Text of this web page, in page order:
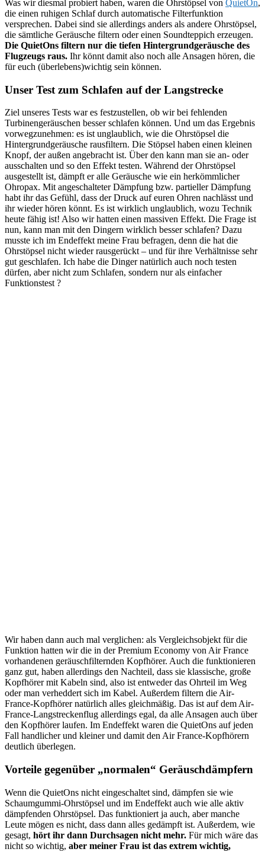
Was wir diesmal probiert haben, waren die Ohrstöpsel von QuietOn,
die einen ruhigen Schlaf durch automatische Filterfunktion
versprechen. Dabei sind sie allerdings anders als andere Ohrstöpsel,
die sämtliche Geräusche filtern oder einen Soundteppich erzeugen.
Die QuietOns filtern nur die tiefen Hintergrundgeräusche des
Flugzeugs raus. Ihr könnt damit also noch alle Ansagen hören, die
für euch (überlebens)wichtig sein können.
Unser Test zum Schlafen auf der Langstrecke
Ziel unseres Tests war es festzustellen, ob wir bei fehlenden
Turbinengeräuschen besser schlafen können. Und um das Ergebnis
vorwegzunehmen: es ist unglaublich, wie die Ohrstöpsel die
Hintergrundgeräusche rausfiltern. Die Stöpsel haben einen kleinen
Knopf, der außen angebracht ist. Über den kann man sie an- oder
ausschalten und so den Effekt testen. Während der Ohrstöpsel
ausgestellt ist, dämpft er alle Geräusche wie ein herkömmlicher
Ohropax. Mit angeschalteter Dämpfung bzw. partieller Dämpfung
habt ihr das Gefühl, dass der Druck auf euren Ohren nachlässt und
ihr wieder hören könnt. Es ist wirklich unglaublich, wozu Technik
heute fähig ist! Also wir hatten einen massiven Effekt. Die Frage ist
nun, kann man mit den Dingern wirklich besser schlafen? Dazu
musste ich im Endeffekt meine Frau befragen, denn die hat die
Ohrstöpsel nicht wieder rausgerückt – und für ihre Verhältnisse sehr
gut geschlafen. Ich habe die Dinger natürlich auch noch testen
dürfen, aber nicht zum Schlafen, sondern nur als einfacher
Funktionstest ?
Wir haben dann auch mal verglichen: als Vergleichsobjekt für die
Funktion hatten wir die in der Premium Economy von Air France
vorhandenen geräuschfilternden Kopfhörer. Auch die funktionieren
ganz gut, haben allerdings den Nachteil, dass sie klassische, große
Kopfhörer mit Kabeln sind, also ist entweder das Ohrteil im Weg
oder man verheddert sich im Kabel. Außerdem filtern die Air-
France-Kopfhörer natürlich alles gleichmäßig. Das ist auf dem Air-
France-Langstreckenflug allerdings egal, da alle Ansagen auch über
den Kopfhörer laufen. Im Endeffekt waren die QuietOns auf jeden
Fall handlicher und kleiner und damit den Air France-Kopfhörern
deutlich überlegen.
Vorteile gegenüber „normalen“ Geräuschdämpfern
Wenn die QuietOns nicht eingeschaltet sind, dämpfen sie wie
Schaumgummi-Ohrstöpsel und im Endeffekt auch wie alle aktiv
dämpfenden Ohrstöpsel. Das funktioniert ja auch, aber manche
Leute mögen es nicht, dass dann alles gedämpft ist. Außerdem, wie
gesagt, hört ihr dann Durchsagen nicht mehr. Für mich wäre das
nicht so wichtig, aber meiner Frau ist das extrem wichtig,